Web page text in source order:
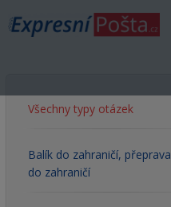
Všechny typy otázek
Balík do zahraničí, přeprava
do zahraničí